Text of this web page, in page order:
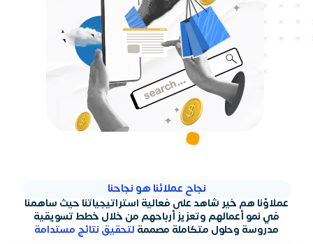
نجاح عملائنا هو نجاحنا
عملاؤنا هم خير شاهد على فعالية استراتيجياتنا حيث ساهمنا
في نمو أعمالهم وتعزيز أرباحهم من خلال خطط تسويقية
مدروسة وحلول متكاملة مصممة لتحقيق نتائج مستدامة